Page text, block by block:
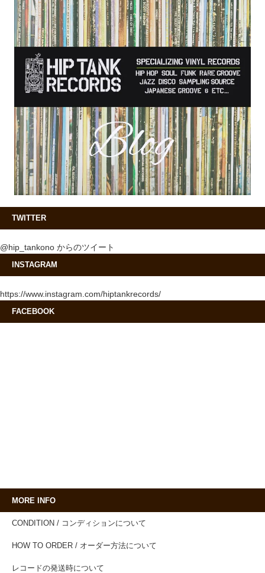
TWITTER
@hip_tankono からのツイート
INSTAGRAM
https://www.instagram.com/hiptankrecords/
FACEBOOK
MORE INFO
CONDITION / コンディションについて
HOW TO ORDER / オーダー方法について
レコードの発送時について